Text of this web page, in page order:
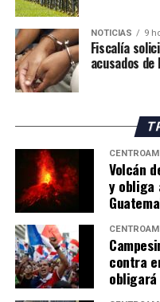
Especialistas
amplia cantidad de
vigentes en el país.
El economista Aristides
mantiene una de las
mundo debido a los
sectores como los
Panamá Pacífico, el
multinacionales, las
inmobiliario, el
económicas.
En la misma línea, el
Publio R. Cortés
NOTICIAS 9
Fiscalía
acusados
Volcán
y obliga
contra